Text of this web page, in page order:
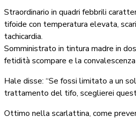
Straordinario in quadri febbrili
tifoide con temperatura elevata,
tachicardia.
Somministrato in tintura madre in
fetidità scompare e la convalescenza
Hale disse: “Se fossi limitato a un
trattamento del tifo, sceglierei
Ottimo nella scarlattina, come